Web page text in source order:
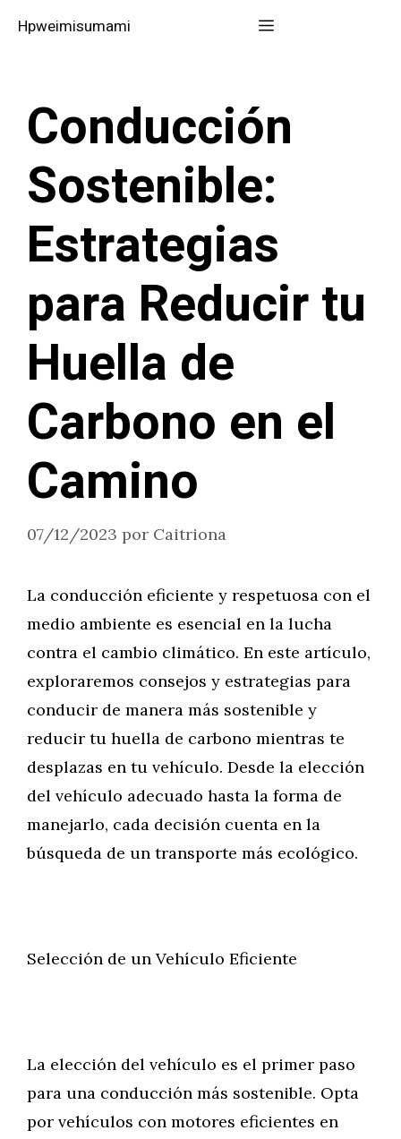
Hpweimisumami Menú
Conducción
Sostenible:
Estrategias
para Reducir tu
Huella de
Carbono en el
Camino
07/12/2023 por Caitriona
La conducción eficiente y respetuosa con el
medio ambiente es esencial en la lucha
contra el cambio climático. En este artículo,
exploraremos consejos y estrategias para
conducir de manera más sostenible y
reducir tu huella de carbono mientras te
desplazas en tu vehículo. Desde la elección
del vehículo adecuado hasta la forma de
manejarlo, cada decisión cuenta en la
búsqueda de un transporte más ecológico.
Selección de un Vehículo Eficiente
La elección del vehículo es el primer paso
para una conducción más sostenible. Opta
por vehículos con motores eficientes en